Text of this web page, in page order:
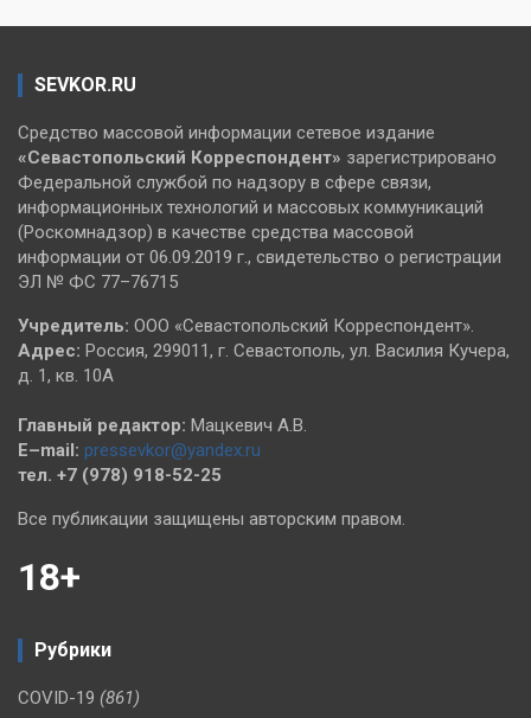
SEVKOR.RU
Средство массовой информации сетевое издание
«Севастопольский Корреспондент» зарегистрировано
Федеральной службой по надзору в сфере связи,
информационных технологий и массовых коммуникаций
(Роскомнадзор) в качестве средства массовой
информации от 06.09.2019 г., свидетельство о регистрации
ЭЛ № ФС 77–76715
Учредитель: ООО «Севастопольский Корреспондент».
Адрес: Россия, 299011, г. Севастополь, ул. Василия Кучера,
д. 1, кв. 10А
Главный редактор: Мацкевич А.В.
E–mail: pressevkor@yandex.ru
тел. +7 (978) 918-52-25
Все публикации защищены авторским правом.
18+
Рубрики
COVID-19 (861)